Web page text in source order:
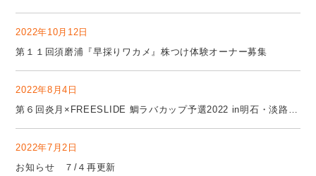
2022年10月12日
第１１回須磨浦『早採りワカメ』株つけ体験オーナー募集
2022年8月4日
第６回炎月×FREESLIDE 鯛ラバカップ予選2022 in明石・淡路 開催のお知らせ
2022年7月2日
お知らせ ７/４再更新